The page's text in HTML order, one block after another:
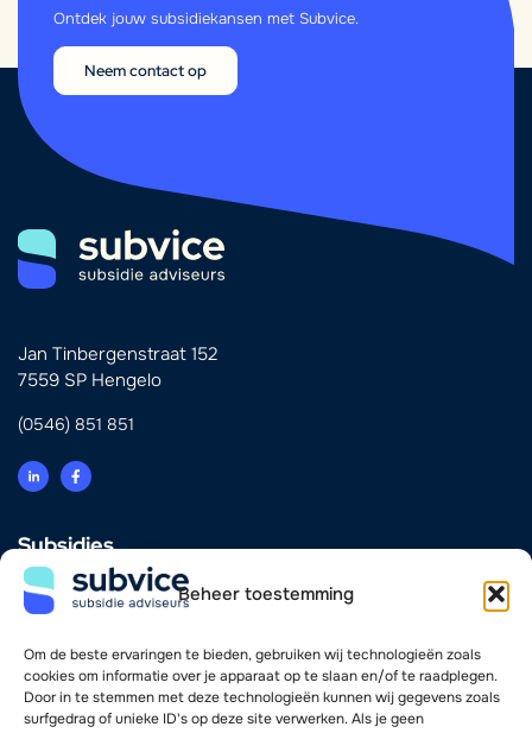
Beheer toestemming
Om de beste ervaringen te bieden, gebruiken wij technologieën zoals
cookies om informatie over je apparaat op te slaan en/of te raadplegen.
Door in te stemmen met deze technologieën kunnen wij gegevens zoals
surfgedrag of unieke ID's op deze site verwerken. Als je geen
Jan Tinbergenstraat 152
7559 SP Hengelo
(0546) 851 851
Subsidies
Innovatie
Energie & Verduurzaming
Investering & Financiering
Zorg
Ontdek jouw subsidiekansen met Subvice.
Neem contact op